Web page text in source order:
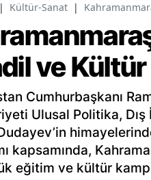
| Kültür-Sanat |
ve
Cumhurbaşkanı
Ulusal Politika, Dış
kapsamında,
eğitim ve kültür